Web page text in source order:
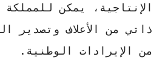
الإنتاجية، يمكن
ذاتي من الأعلاف وتصدير
من الإيرادات الوطنية.